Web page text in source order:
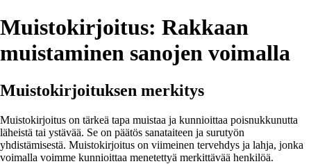
Muistokirjoitus: Rakkaan
muistaminen sanojen voimalla
Muistokirjoituksen merkitys
Muistokirjoitus on tärkeä tapa muistaa ja kunnioittaa poisnukkunutta
läheistä tai ystävää. Se on päätös sanataiteen ja surutyön
yhdistämisestä. Muistokirjoitus on viimeinen tervehdys ja lahja, jonka
voimalla voimme kunnioittaa menetettyä merkittävää henkilöä.